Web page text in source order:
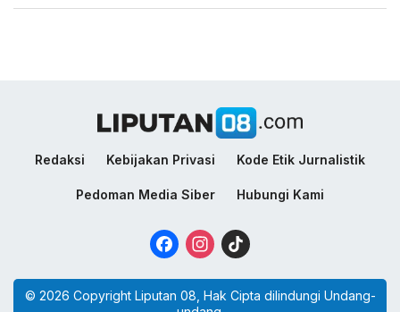
Redaksi Kebijakan Privasi Kode Etik Jurnalistik
Pedoman Media Siber Hubungi Kami
FacebookInstagram
© 2026 Copyright Liputan 08, Hak Cipta dilindungi Undang-